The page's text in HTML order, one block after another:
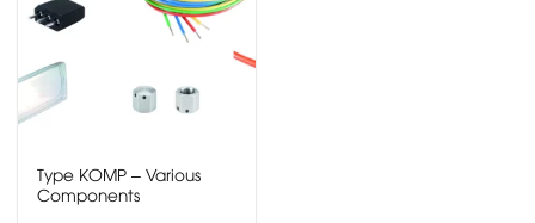
Type KOMP – Various
Components